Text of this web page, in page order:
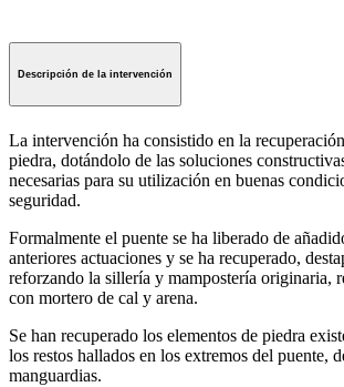
Descripción de la intervención
La intervención ha consistido en la
piedra, dotándolo de las soluciones
necesarias para su utilización en buenas
seguridad.
Formalmente el puente se ha liberado de
anteriores actuaciones y se ha recuperado,
reforzando la sillería y mampostería originaria,
con mortero de cal y arena.
Se han recuperado los elementos de piedra
los restos hallados en los extremos del puente,
manguardias.